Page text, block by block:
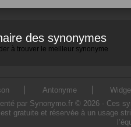
des synonymes
à trouver le meilleur synonyme
Antonyme
par Synonymo.fr © 2026 - Ces
gratuite et réservée à un usage